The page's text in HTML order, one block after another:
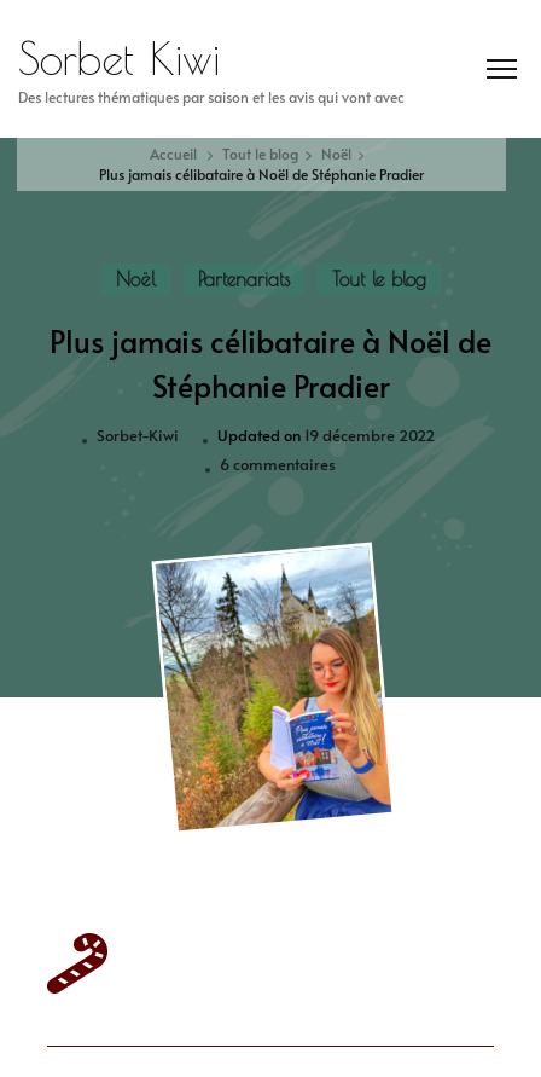
Sorbet Kiwi
Des lectures thématiques par saison et les avis qui vont avec
Accueil Tout le blog
Noël
Plus jamais célibataire à Noël de Stéphanie Pradier
Noël Partenariats Tout le blog
Plus jamais célibataire à Noël de
Stéphanie Pradier
Sorbet-Kiwi Updated on 19 décembre 2022
6 commentaires